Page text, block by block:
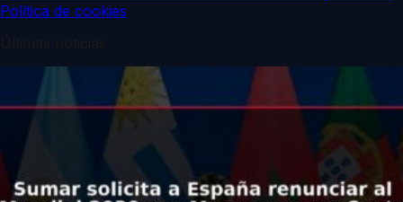
Política de cookies